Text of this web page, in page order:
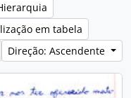
em tabela
Direção: Ascendente